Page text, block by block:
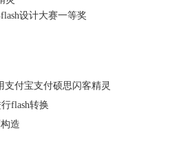
设计大赛一等奖
付宝支付硕思闪客精灵
flash转换
造